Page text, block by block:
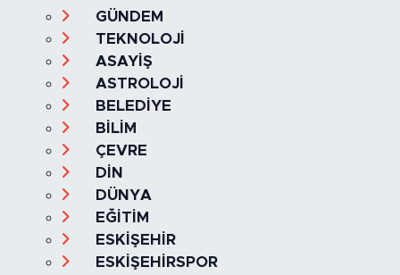
GÜNDEM
TEKNOLOJİ
ASAYİŞ
ASTROLOJİ
BELEDİYE
BİLİM
ÇEVRE
DİN
DÜNYA
EĞİTİM
ESKİŞEHİR
ESKİŞEHİRSPOR